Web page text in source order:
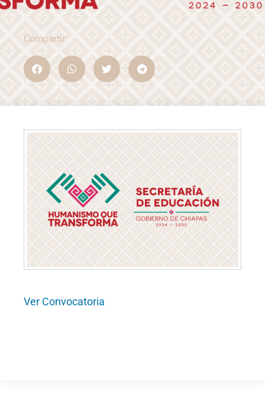
Compartir
Ver Convocatoria